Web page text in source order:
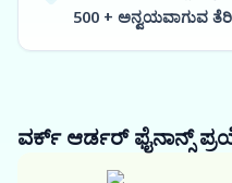
500 + ಅನ್ವಯವಾಗುವ
ವರ್ಕ್ ಆರ್ಡರ್ ಫೈನಾನ್ಸ್